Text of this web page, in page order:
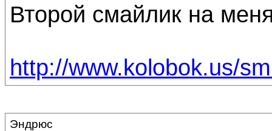
Второй смайлик на
http://www.kolobok.us/
Эндрюс